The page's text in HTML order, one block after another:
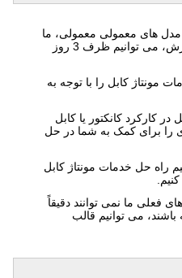
مدل های معمولی معمولی، ما
مواد را ذخیره می کنیم، پس از سفارش، می توانیم ظرف 3 روز
مونتاژ کابل را با توجه به
کارکرد کانکتور یا کابل
را برای کمک به شما در حل
راه حل خدمات مونتاژ کابل
فعلی ما نمی توانند دقیقاً
باشند، می توانیم قالب